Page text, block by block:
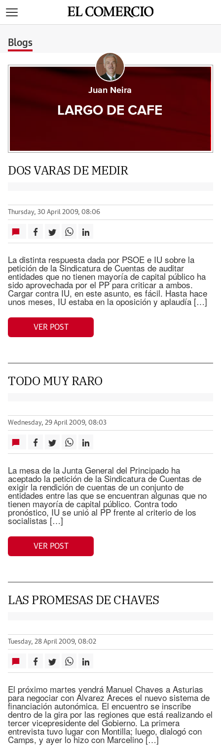
Blogs
Juan Neira
LARGO DE CAFE
DOS VARAS DE MEDIR
Thursday, 30 April 2009, 08:06
La distinta respuesta dada por PSOE e IU sobre la
petición de la Sindicatura de Cuentas de auditar
entidades que no tienen mayoría de capital público ha
sido aprovechada por el PP para criticar a ambos.
Cargar contra IU, en este asunto, es fácil. Hasta hace
unos meses, IU estaba en la oposición y aplaudía […]
VER POST
TODO MUY RARO
Wednesday, 29 April 2009, 08:03
La mesa de la Junta General del Principado ha
aceptado la petición de la Sindicatura de Cuentas de
exigir la rendición de cuentas de un conjunto de
entidades entre las que se encuentran algunas que no
tienen mayoría de capital público. Contra todo
pronóstico, IU se unió al PP frente al criterio de los
socialistas […]
VER POST
LAS PROMESAS DE CHAVES
Tuesday, 28 April 2009, 08:02
El próximo martes vendrá Manuel Chaves a Asturias
para negociar con Álvarez Areces el nuevo sistema de
financiación autonómica. El encuentro se inscribe
dentro de la gira por las regiones que está realizando el
tercer vicepresidente del Gobierno. La primera
entrevista tuvo lugar con Montilla; luego, dialogó con
Camps, y ayer lo hizo con Marcelino […]